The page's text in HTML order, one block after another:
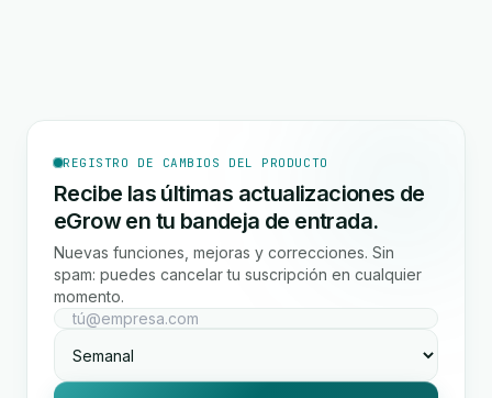
REGISTRO DE CAMBIOS DEL PRODUCTO
Recibe las últimas actualizaciones de
eGrow en tu bandeja de entrada.
Nuevas funciones, mejoras y correcciones. Sin
spam: puedes cancelar tu suscripción en cualquier
momento.